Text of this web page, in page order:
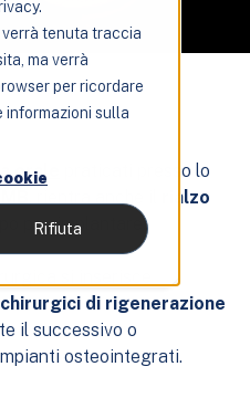
tenuta traccia
ma verrà
per ricordare
informazioni sulla
Rifiuta
orale
praticati presso lo
rialzo
pre-implantare.
di rigenerazione
il successivo o
osteointegrati.